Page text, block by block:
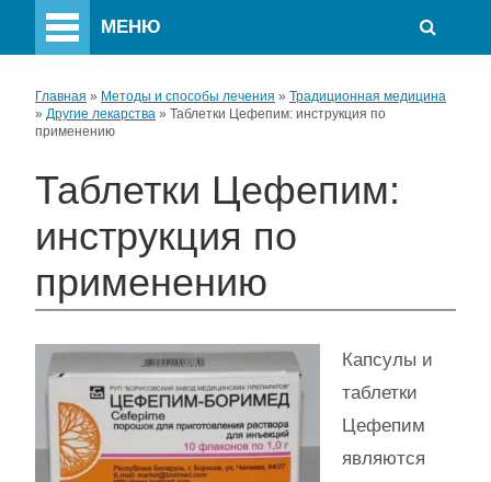
МЕНЮ
Главная » Методы и способы лечения » Традиционная медицина
» Другие лекарства » Таблетки Цефепим: инструкция по
применению
Таблетки Цефепим:
инструкция по
применению
Капсулы и
таблетки
Цефепим
являются